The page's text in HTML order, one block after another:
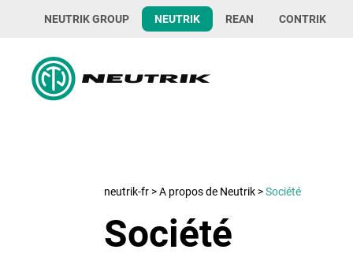
NEUTRIK GROUP NEUTRIK REAN CONTRIK
neutrik-fr >A propos de Neutrik >Société
Société